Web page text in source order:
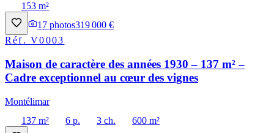
153 m²
17 photos319 000 €
Réf.V0003
Maison de caractère des années 1930 – 137 m² –
Cadre exceptionnel au cœur des vignes
Montélimar
137 m²
6 p. 3 ch.
600 m²